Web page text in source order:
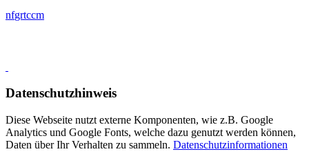
nfgrtccm
Datenschutzhinweis
Diese Webseite nutzt externe Komponenten, wie z.B. Google
Analytics und Google Fonts, welche dazu genutzt werden können,
Daten über Ihr Verhalten zu sammeln. Datenschutzinformationen